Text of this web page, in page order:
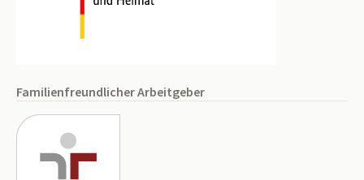
Familienfreundlicher Arbeitgeber